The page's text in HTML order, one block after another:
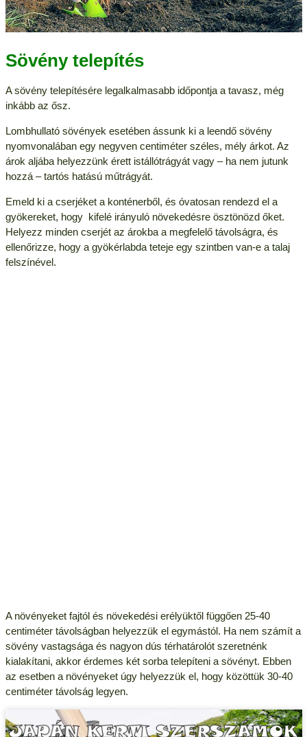
Sövény telepítés
A sövény telepítésére legalkalmasabb időpontja a tavasz, még
inkább az ősz.
Lombhullató sövények esetében ássunk ki a leendő sövény
nyomvonalában egy negyven centiméter széles, mély árkot. Az
árok aljába helyezzünk érett istállótrágyát vagy – ha nem jutunk
hozzá – tartós hatású műtrágyát.
Emeld ki a cserjéket a konténerből, és óvatosan rendezd el a
gyökereket, hogy kifelé irányuló növekedésre ösztönözd őket.
Helyezz minden cserjét az árokba a megfelelő távolságra, és
ellenőrizze, hogy a gyökérlabda teteje egy szintben van-e a talaj
felszínével.
A növényeket fajtól és növekedési erélyüktől függően 25-40
centiméter távolságban helyezzük el egymástól. Ha nem számít a
sövény vastagsága és nagyon dús térhatárolót szeretnénk
kialakítani, akkor érdemes két sorba telepíteni a sövényt. Ebben
az esetben a növényeket úgy helyezzük el, hogy közöttük 30-40
centiméter távolság legyen.